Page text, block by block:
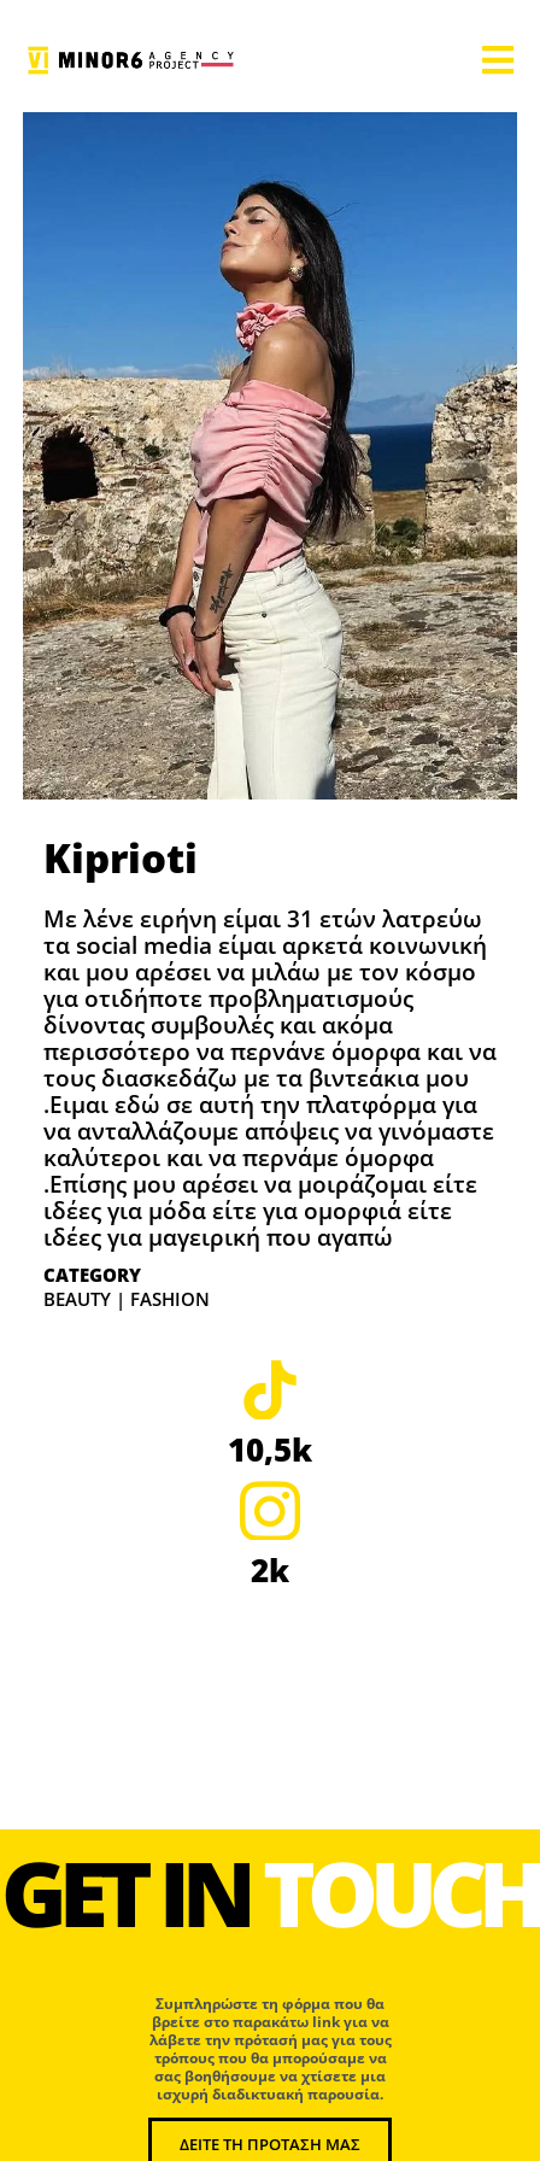
Kiprioti
Με λένε ειρήνη είμαι 31 ετών λατρεύω
τα social media είμαι αρκετά κοινωνική
και μου αρέσει να μιλάω με τον κόσμο
για οτιδήποτε προβληματισμούς
δίνοντας συμβουλές και ακόμα
περισσότερο να περνάνε όμορφα και να
τους διασκεδάζω με τα βιντεάκια μου
.Ειμαι εδώ σε αυτή την πλατφόρμα για
να ανταλλάζουμε απόψεις να γινόμαστε
καλύτεροι και να περνάμε όμορφα
.Επίσης μου αρέσει να μοιράζομαι είτε
ιδέες για μόδα είτε για ομορφιά είτε
ιδέες για μαγειρική που αγαπώ
CATEGORY
BEAUTY | FASHION
10,5k
2k
GET INTOUCH
Συμπληρώστε τη φόρμα που θα
βρείτε στο παρακάτω link για να
λάβετε την πρότασή μας για τους
τρόπους που θα μπορούσαμε να
σας βοηθήσουμε να χτίσετε μια
ισχυρή διαδικτυακή παρουσία.
ΔΕΙΤΕ ΤΗ ΠΡΟΤΑΣΗ ΜΑΣ